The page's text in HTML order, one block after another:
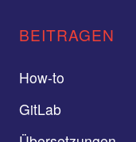
BEITRAGEN
How-to
GitLab